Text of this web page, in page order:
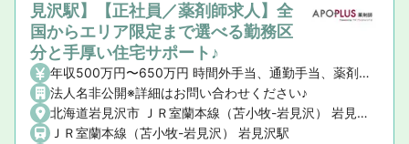
見沢駅】【正社員／薬剤師求人】全
国からエリア限定まで選べる勤務区
分と手厚い住宅サポート♪
年収500万円〜650万円 時間外手当、通勤手当、薬剤師手当、地域手当
法人名非公開※詳細はお問い合わせください♪
北海道岩見沢市 ＪＲ室蘭本線（苫小牧-岩見沢） 岩見沢駅
ＪＲ室蘭本線（苫小牧-岩見沢） 岩見沢駅